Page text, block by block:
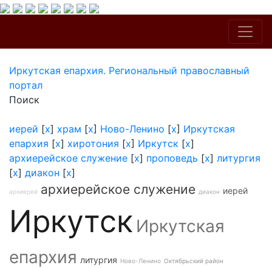
Иркутская епархия. Региональный православный
портал
Поиск
иерей [x] храм [x] Ново-Ленино [x] Иркутская
епархия [x] хиротония [x] Иркутск [x]
архиерейское служение [x] проповедь [x] литургия
[x] диакон [x]
архиерей архиерейское служение диакон иерей
Иркутск Иркутская
епархия литургия Ново-Ленино Октябрьский район